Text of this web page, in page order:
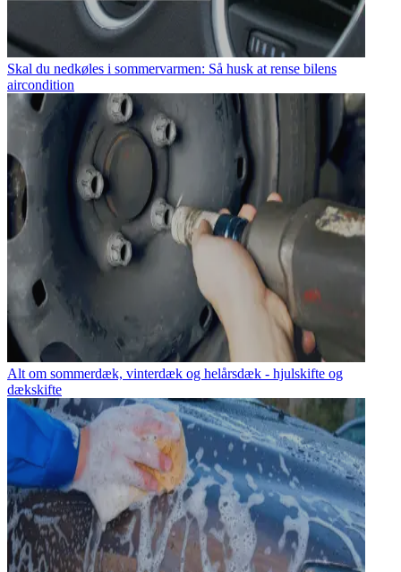
Skal du nedkøles i sommervarmen: Så husk at rense bilens
aircondition
Alt om sommerdæk, vinterdæk og helårsdæk - hjulskifte og
dækskifte